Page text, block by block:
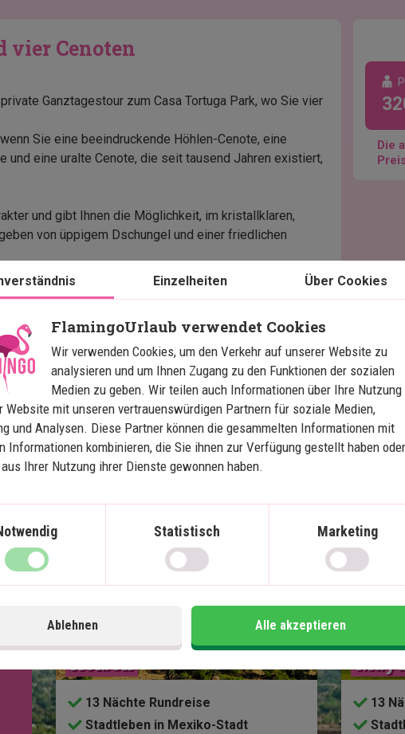
vier Cenoten
Ganztagestour zum Casa Tortuga Park, wo Sie vier
Sie eine beeindruckende Höhlen-Cenote, eine
und eine uralte Cenote, die seit tausend Jahren existiert,
und gibt Ihnen die Möglichkeit, im kristallklaren,
von üppigem Dschungel und einer friedlichen
Abenteuer und Entspannung, bei der Sie sowohl die
die ruhige Umgebung eintauchen können.
Sie unterwegs Energie tanken können, während Sie
ganz eigenen Tempo erleben.
Die
Karte ansehen
Mexikos Höhepunkte mit
Strandurlaub auf Isla
Holbox
13 Nächte Rundreise
Stadtleben in Mexiko-Stadt
Karte
13
Einzelheiten Über Cookies
FlamingoUrlaub verwendet Cookies
Wir verwenden Cookies, um den Verkehr auf unserer Website zu
analysieren und um Ihnen Zugang zu den Funktionen der sozialen
Medien zu geben. Wir teilen auch Informationen über Ihre Nutzung
Website mit unseren vertrauenswürdigen Partnern für soziale Medien,
und Analysen. Diese Partner können die gesammelten Informationen mit
Informationen kombinieren, die Sie ihnen zur Verfügung gestellt haben oder
Ihrer Nutzung ihrer Dienste gewonnen haben.
Statistisch Marketing
Ablehnen Alle akzeptieren